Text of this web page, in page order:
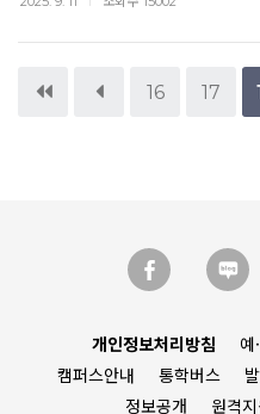
16 17
개인정보처리방침 예
캠퍼스안내
통학버스
정보공개
원격